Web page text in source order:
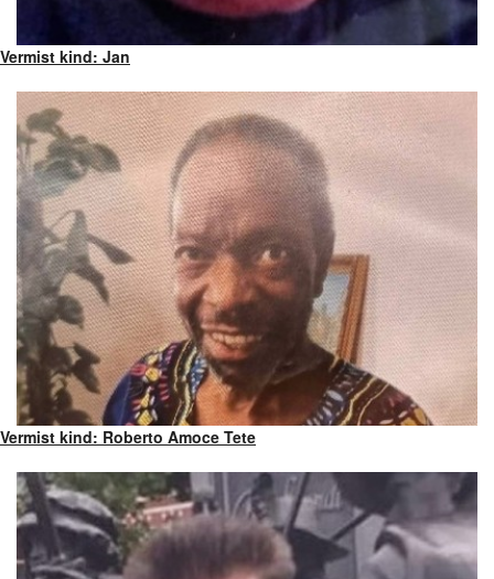
Vermist kind: Jan
Vermist kind: Roberto Amoce Tete